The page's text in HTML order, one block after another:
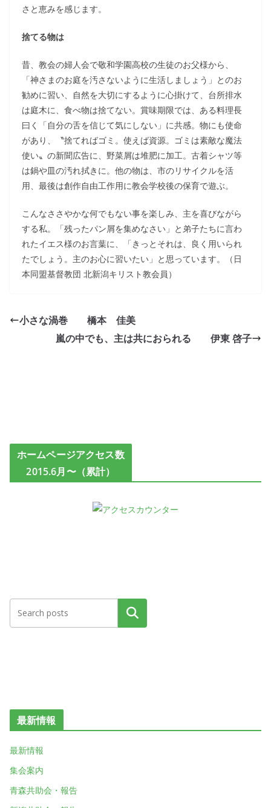
さと恵みを感じます。
捨てる物は
昔、教会の婦人会で敬和学園高校の生徒のお父様から、
「神さまのお庭を汚さないように生活しましょう」とのお
勧めに習い、自然を大切にするように心掛けて、台所排水
は庭木に、食べ物は捨てない。賞味期限では、ある料理長
曰く「自分の舌を信じて気にしない」に共感。物にも使命
があり、〝捨てればゴミ。使えば資源。ゴミは素敵な魔法
使い〟の新聞広告に、野菜屑は堆肥に加工。古着シャツ等
は鍋や皿の汚れ拭きに。他の物は、市のリサイクルを活
用、最後は創作自由工作用に教会学校後の保育で遊ぶ。
こんなささやかな何でもない事を楽しみ、主を喜びながら
する私。「残ったパン屑を集めなさい」と弟子たちに言わ
れたイエス様のお言葉に、「きっとそれは、良く用いられ
たでしょう。主のお心に習いたい」と思っています。（日
本同盟基督教団 北新潟キリスト教会員）
小さな渦巻 橋本 佳美
嵐の中でも、主は共におられる 伊東 啓子
ホームページアクセス数
2015.6月〜（累計）
検索
最新情報
最新情報
集会案内
青森共助会・報告